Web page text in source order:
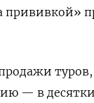
прививкой»
туров,
— в